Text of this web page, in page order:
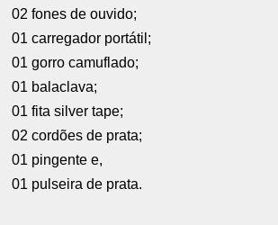
02 fones de ouvido;
01 carregador portátil;
01 gorro camuflado;
01 balaclava;
01 fita silver tape;
02 cordões de prata;
01 pingente e,
01 pulseira de prata.